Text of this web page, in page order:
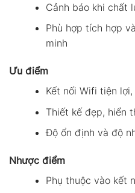
Cảnh báo khi chất
Phù hợp tích hợp
minh
Ưu điểm
Kết nối Wifi tiện
Thiết kế đẹp, hiển
Độ ổn định và độ
Nhược điểm
Phụ thuộc vào kết